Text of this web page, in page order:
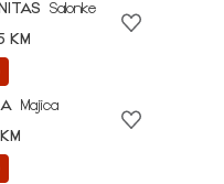
Salonke
KM
Majica